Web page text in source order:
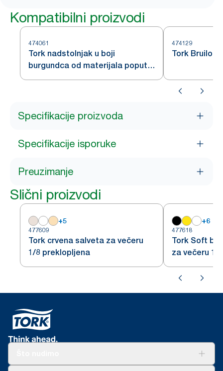
Kompatibilni proizvodi
474061
Tork nadstolnjak u boji
burgundca od materijala poput
tkanine
474129
Tork
Specifikacije proizvoda
Specifikacije isporuke
Preuzimanje
Slični proizvodi
+5
477609
Tork crvena salveta za večeru
1/8 preklopljena
+6
477618
Tork Soft
za večeru 1/